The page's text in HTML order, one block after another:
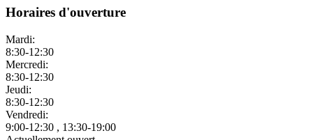
Horaires d'ouverture
Mardi:
8:30-12:30
Mercredi:
8:30-12:30
Jeudi:
8:30-12:30
Vendredi:
9:00-12:30 , 13:30-19:00